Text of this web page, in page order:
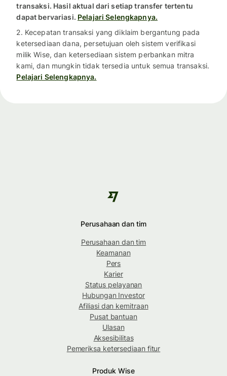
transaksi. Hasil aktual dari setiap transfer tertentu
dapat bervariasi. Pelajari Selengkapnya.
2. Kecepatan transaksi yang diklaim bergantung pada
ketersediaan dana, persetujuan oleh sistem verifikasi
milik Wise, dan ketersediaan sistem perbankan mitra
kami, dan mungkin tidak tersedia untuk semua transaksi.
Pelajari Selengkapnya.
Perusahaan dan tim
Perusahaan dan tim
Keamanan
Pers
Karier
Status pelayanan
Hubungan Investor
Afiliasi dan kemitraan
Pusat bantuan
Ulasan
Aksesibilitas
Pemeriksa ketersediaan fitur
Produk Wise